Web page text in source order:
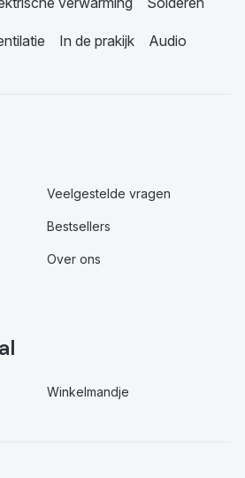
In de prakijk Audio
Veelgestelde vragen
Bestsellers
Over ons
Winkelmandje